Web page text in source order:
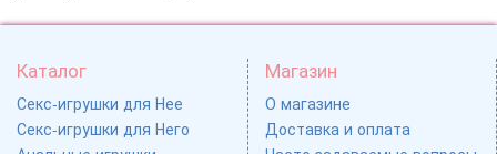
Каталог
Секс-игрушки для Нее
Секс-игрушки для Него
Магазин
О магазине
Доставка и оплата